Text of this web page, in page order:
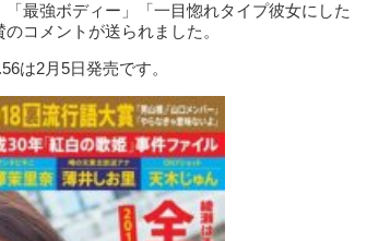
最強ボディー」「一目惚れタイプ彼女にした
コメントが送られました。
は2月5日発売です。